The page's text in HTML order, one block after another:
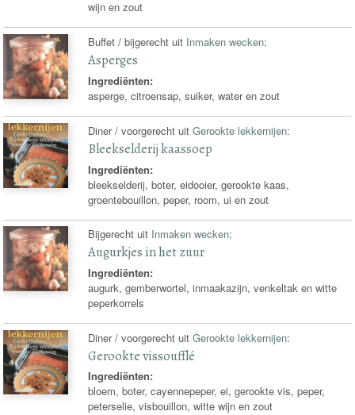
wijn en zout
Buffet / bijgerecht uit Inmaken wecken:
Asperges
Ingrediënten:
asperge, citroensap, suiker, water en zout
Diner / voorgerecht uitGerookte lekkernijen:
Bleekselderij kaassoep
Ingrediënten:
bleekselderij, boter, eidooier, gerookte kaas,
groentebouillon, peper, room, ui en zout
Bijgerecht uit Inmaken wecken:
Augurkjes in het zuur
Ingrediënten:
augurk, gemberwortel, inmaakazijn, venkeltak en witte
peperkorrels
Diner / voorgerecht uitGerookte lekkernijen:
Gerookte vissoufflé
Ingrediënten:
bloem, boter, cayennepeper, ei, gerookte vis, peper,
peterselie, visbouillon, witte wijn en zout